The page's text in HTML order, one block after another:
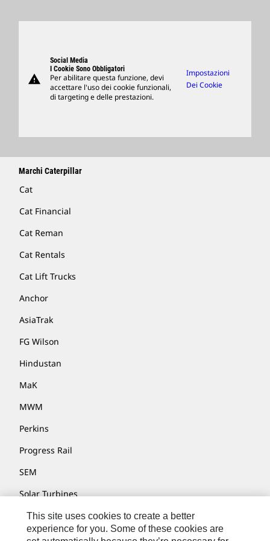
Support
Merchandising
Trova Un Dealer
warning
Social Media
I Cookie Sono Obbligatori
Per abilitare questa funzione, devi
accettare l'uso dei cookie funzionali,
di targeting e delle prestazioni.
Impostazioni
Dei Cookie
Marchi Caterpillar
Cat
Cat Financial
Cat Reman
Cat Rentals
Cat Lift Trucks
Anchor
AsiaTrak
FG Wilson
Hindustan
MaK
MWM
Perkins
Progress Rail
SEM
Solar Turbines
SPM Oil & Gas
Turner Powertrain Systems
This site uses cookies to create a better
experience for you. Some of these cookies are